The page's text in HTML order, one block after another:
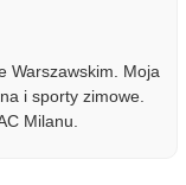
Warszawskim. Moja
i sporty zimowe.
Milanu.